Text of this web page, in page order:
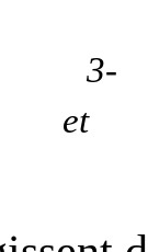
3-
et